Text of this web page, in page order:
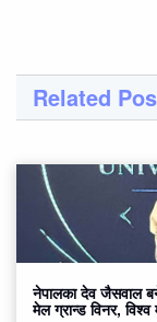
Related
नेपालका देव जैसवाल
मेल ग्रान्ड विनर,